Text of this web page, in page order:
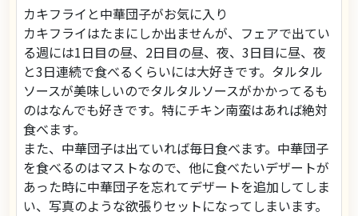
カキフライと中華団子がお気に入り
カキフライはたまにしか出ませんが、フェアで出てい
る週には1日目の昼、2日目の昼、夜、3日目に昼、夜
と3日連続で食べるくらいには大好きです。タルタル
ソースが美味しいのでタルタルソースがかかってるも
のはなんでも好きです。特にチキン南蛮はあれば絶対
食べます。
また、中華団子は出ていれば毎日食べます。中華団子
を食べるのはマストなので、他に食べたいデザートが
あった時に中華団子を忘れてデザートを追加してしま
い、写真のような欲張りセットになってしまいます。